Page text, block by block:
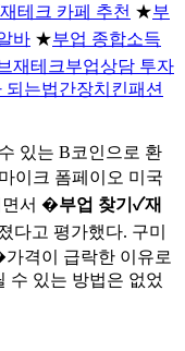
테크 카페 추천 ★부
바 ★부업 종합소득
재테크부업상담 투자
되는법간장치킨패션
있는 B코인으로 환
이크 폼페이오 미국
면서 �부업 찾기✓재
다고 평가했다. 구미
격이 급락한 이유로
수 있는 방법은 없었